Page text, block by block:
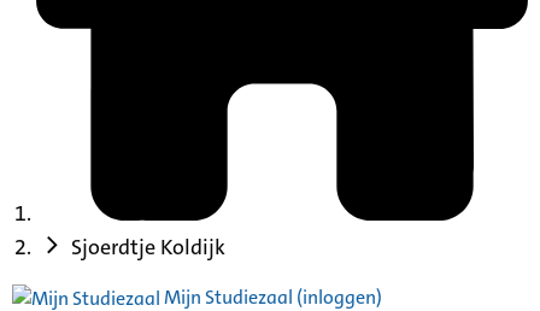
Sjoerdtje Koldijk
Mijn Studiezaal (inloggen)